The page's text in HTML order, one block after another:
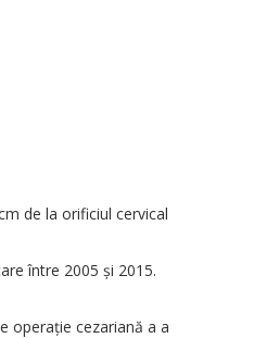
de la orificiul cervical
între 2005 şi 2015.
operaţie cezariană a a